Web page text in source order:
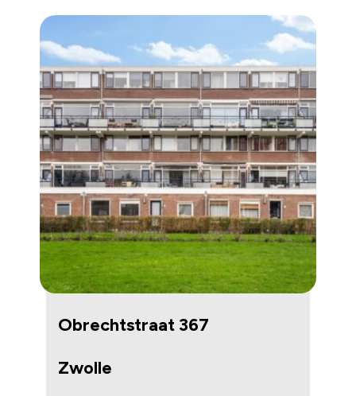
Obrechtstraat 367
Zwolle